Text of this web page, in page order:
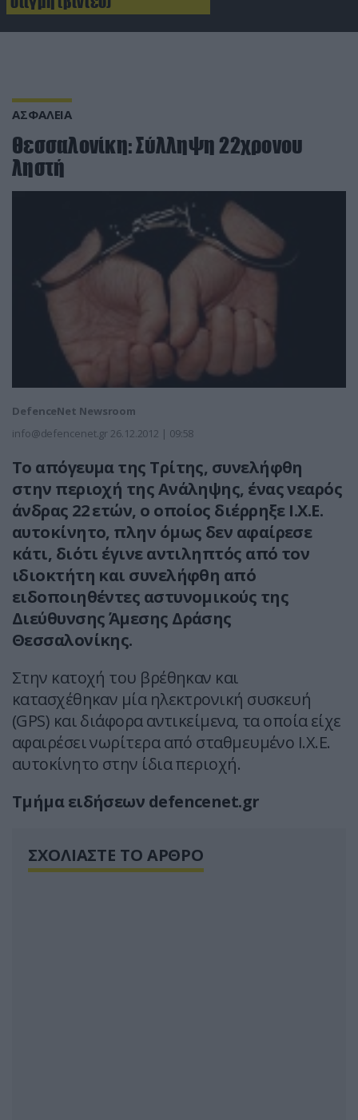
ΑΣΦΑΛΕΙΑ
Θεσσαλονίκη: Σύλληψη 22χρονου
ληστή
DefenceNet Newsroom
info@defencenet.gr 26.12.2012 | 09:58
Το απόγευμα της Τρίτης, συνελήφθη
στην περιοχή της Ανάληψης, ένας νεαρός
άνδρας 22 ετών, ο οποίος διέρρηξε Ι.Χ.Ε.
αυτοκίνητο, πλην όμως δεν αφαίρεσε
κάτι, διότι έγινε αντιληπτός από τον
ιδιοκτήτη και συνελήφθη από
ειδοποιηθέντες αστυνομικούς της
Διεύθυνσης Άμεσης Δράσης
Θεσσαλονίκης.
Στην κατοχή του βρέθηκαν και
κατασχέθηκαν μία ηλεκτρονική συσκευή
(GPS) και διάφορα αντικείμενα, τα οποία είχε
αφαιρέσει νωρίτερα από σταθμευμένο Ι.Χ.Ε.
αυτοκίνητο στην ίδια περιοχή.
Τμήμα ειδήσεων defencenet.gr
ΣΧΟΛΙΑΣΤΕ ΤΟ ΑΡΘΡΟ